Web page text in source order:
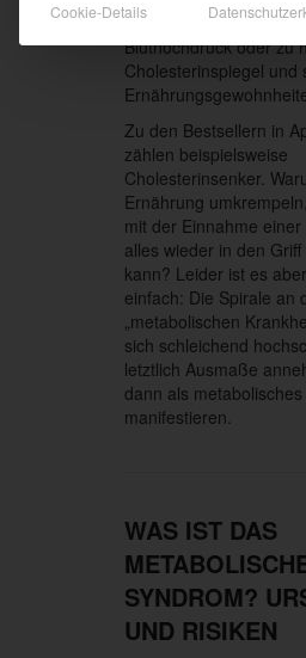
falschen Lebensstils,
Bluthochdruck oder zu
Cholesterinspiegel und
Zu den Bestsellern in
zählen beispielsweise
Cholesterinsenker.
Ernährung
mit der Einnahme
alles wieder in den
kann? Leider ist es
einfach: Die Spirale an
„metabolischen
sich schleichend
letztlich Ausmaße
dann als
manifestieren.
WAS IST DAS
SYNDROM?
UND RISIKEN
Cookie-Details